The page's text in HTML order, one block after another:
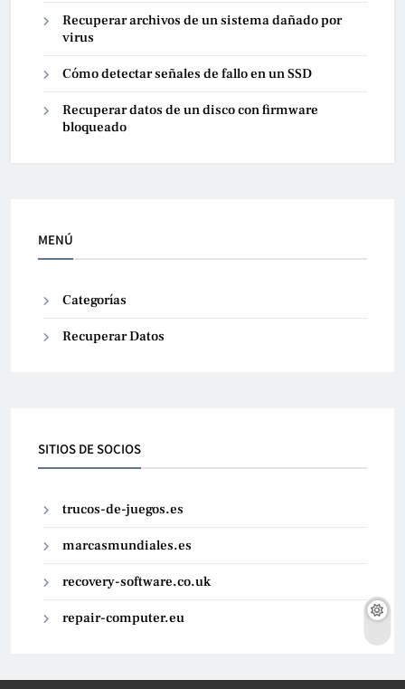
Recuperar archivos de un sistema dañado por
virus
Cómo detectar señales de fallo en un SSD
Recuperar datos de un disco con firmware
bloqueado
MENÚ
Categorías
Recuperar Datos
SITIOS DE SOCIOS
trucos-de-juegos.es
marcasmundiales.es
recovery-software.co.uk
repair-computer.eu